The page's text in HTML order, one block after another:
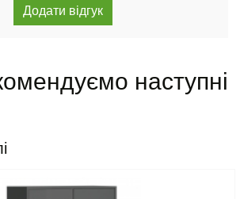
наступні